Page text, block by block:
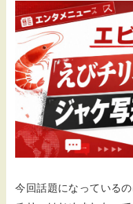
今回話題になっている